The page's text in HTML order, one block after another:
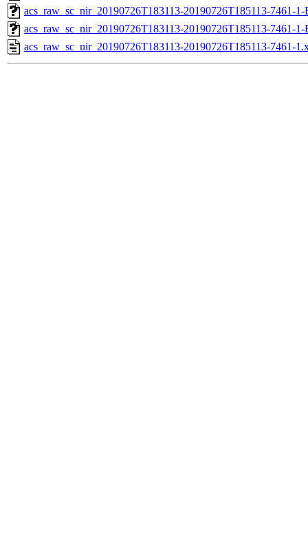
acs_raw_sc_nir_20190726T183113-20190726T185113-7461-1-
acs_raw_sc_nir_20190726T183113-20190726T185113-7461-1-
acs_raw_sc_nir_20190726T183113-20190726T185113-7461-